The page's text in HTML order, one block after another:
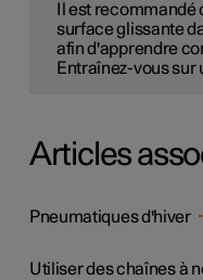
Il est
surface glissante
afin d'apprendre
Entraînez-vous sur
Articles
Pneumatiques d'hiver
Utiliser des chaînes à